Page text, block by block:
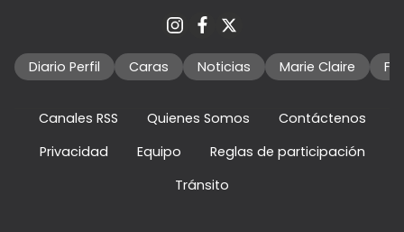
Diario Perfil Caras Noticias Marie Claire
Canales RSS Quienes Somos
Contáctenos
Privacidad
Equipo
Reglas de participación
Tránsito